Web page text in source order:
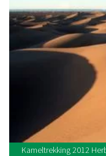
Kameltrekking 2012